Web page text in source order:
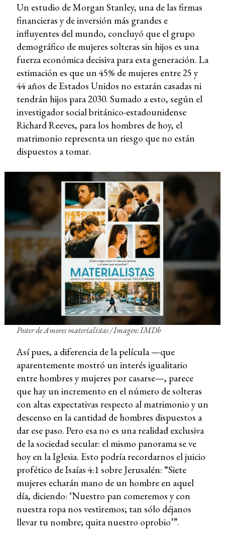
Un estudio de Morgan Stanley, una de las firmas
financieras y de inversión más grandes e
influyentes del mundo, concluyó que el grupo
demográfico de mujeres solteras sin hijos es una
fuerza económica decisiva para esta generación. La
estimación es que un 45% de mujeres entre 25 y
44 años de Estados Unidos no estarán casadas ni
tendrán hijos para 2030. Sumado a esto, según el
investigador social británico-estadounidense
Richard Reeves, para los hombres de hoy, el
matrimonio representa un riesgo que no están
dispuestos a tomar.
Poster deAmores materialistas/ Imagen: IMDb
Así pues, a diferencia de la película —que
aparentemente mostró un interés igualitario
entre hombres y mujeres por casarse—, parece
que hay un incremento en el número de solteras
con altas expectativas respecto al matrimonio y un
descenso en la cantidad de hombres dispuestos a
dar ese paso. Pero esa no es una realidad exclusiva
de la sociedad secular: el mismo panorama se ve
hoy en la Iglesia. Esto podría recordarnos el juicio
profético de Isaías 4:1 sobre Jerusalén: “Siete
mujeres echarán mano de un hombre en aquel
día, diciendo: ‘Nuestro pan comeremos y con
nuestra ropa nos vestiremos; tan sólo déjanos
llevar tu nombre; quita nuestro oprobio’”.